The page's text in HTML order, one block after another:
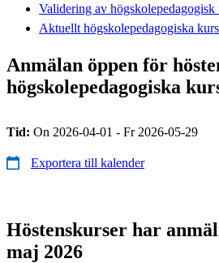
Validering av
Aktuellt högskolepedagogiska
Anmälan öppen för
högskolepedagogiska
Tid: On 2026-04-01 - Fr 2026-05-29
Exportera till kalender
Höstenskurser har
maj 2026